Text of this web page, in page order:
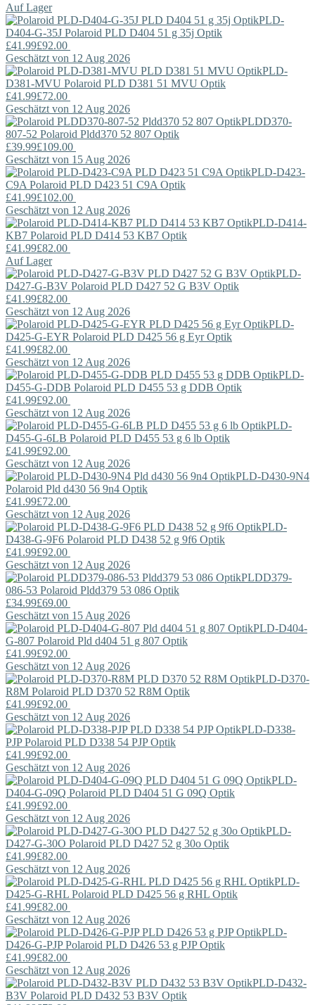
Auf Lager
PLD-
D404-G-35J Polaroid PLD D404 51 g 35j Optik
£41.99£92.00
Geschätzt von 12 Aug 2026
PLD-
D381-MVU Polaroid PLD D381 51 MVU Optik
£41.99£72.00
Geschätzt von 12 Aug 2026
PLDD370-
807-52 Polaroid Pldd370 52 807 Optik
£39.99£109.00
Geschätzt von 15 Aug 2026
PLD-D423-
C9A Polaroid PLD D423 51 C9A Optik
£41.99£102.00
Geschätzt von 12 Aug 2026
PLD-D414-
KB7 Polaroid PLD D414 53 KB7 Optik
£41.99£82.00
Auf Lager
PLD-
D427-G-B3V Polaroid PLD D427 52 G B3V Optik
£41.99£82.00
Geschätzt von 12 Aug 2026
PLD-
D425-G-EYR Polaroid PLD D425 56 g Eyr Optik
£41.99£82.00
Geschätzt von 12 Aug 2026
PLD-
D455-G-DDB Polaroid PLD D455 53 g DDB Optik
£41.99£92.00
Geschätzt von 12 Aug 2026
PLD-
D455-G-6LB Polaroid PLD D455 53 g 6 lb Optik
£41.99£92.00
Geschätzt von 12 Aug 2026
PLD-D430-9N4
Polaroid Pld d430 56 9n4 Optik
£41.99£72.00
Geschätzt von 12 Aug 2026
PLD-
D438-G-9F6 Polaroid PLD D438 52 g 9f6 Optik
£41.99£92.00
Geschätzt von 12 Aug 2026
PLDD379-
086-53 Polaroid Pldd379 53 086 Optik
£34.99£69.00
Geschätzt von 15 Aug 2026
PLD-D404-
G-807 Polaroid Pld d404 51 g 807 Optik
£41.99£92.00
Geschätzt von 12 Aug 2026
PLD-D370-
R8M Polaroid PLD D370 52 R8M Optik
£41.99£92.00
Geschätzt von 12 Aug 2026
PLD-D338-
PJPPolaroid PLD D338 54 PJP Optik
£41.99£92.00
Geschätzt von 12 Aug 2026
PLD-
D404-G-09Q Polaroid PLD D404 51 G 09Q Optik
£41.99£92.00
Geschätzt von 12 Aug 2026
PLD-
D427-G-30O Polaroid PLD D427 52 g 30o Optik
£41.99£82.00
Geschätzt von 12 Aug 2026
PLD-
D425-G-RHL Polaroid PLD D425 56 g RHL Optik
£41.99£82.00
Geschätzt von 12 Aug 2026
PLD-
D426-G-PJPPolaroid PLD D426 53 g PJP Optik
£41.99£82.00
Geschätzt von 12 Aug 2026
PLD-D432-
B3V Polaroid PLD D432 53 B3V Optik